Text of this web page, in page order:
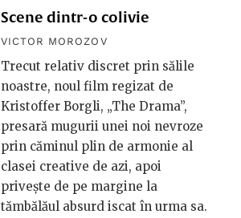
Scene dintr-o colivie
VICTOR MOROZOV
Trecut relativ discret prin sălile
noastre, noul film regizat de
Kristoffer Borgli, „The Drama”,
presară mugurii unei noi nevroze
prin căminul plin de armonie al
clasei creative de azi, apoi
privește de pe margine la
tămbălăul absurd iscat în urma sa.